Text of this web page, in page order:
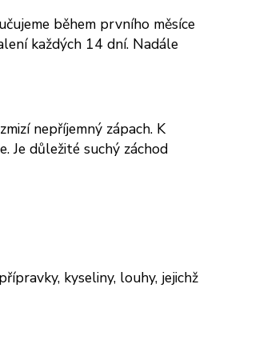
během prvního měsíce
každých 14 dní. Nadále
nepříjemný zápach. K
Je důležité suchý záchod
kyseliny, louhy, jejichž